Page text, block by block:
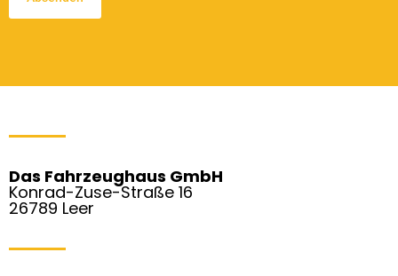
Das Fahrzeughaus GmbH
Konrad-Zuse-Straße 16
26789 Leer